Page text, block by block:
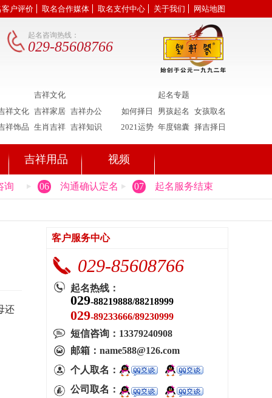
客户评价 取名合作媒体 取名支付中心 关于我们 网站地图
起名咨询热线：
029-85608766
吉祥文化
祥文化 吉祥家居 吉祥办公
祥饰品 生肖吉祥 吉祥知识
起名专题
如何择日
男孩起名
女孩取名
2021运势 年度锦囊 择吉择日
吉祥用品 视频
询 06 沟通确认定名 07 起名服务结束
客户服务中心
029-85608766
起名热线：
029-88219888/88218999
029-89233666/89230999
短信咨询： 13379240908
邮箱：name588@126.com
个人取名：
公司取名：
还